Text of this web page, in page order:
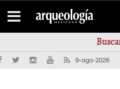
9-ago-2026